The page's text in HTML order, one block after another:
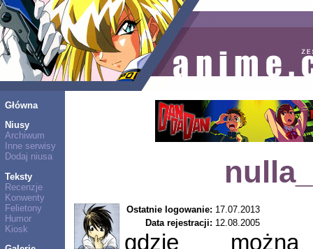
Główna
Niusy
Archiwum
Inne serwisy
Dodaj niusa
Teksty
Recenzje
Konwenty
Felietony
Humor
Kiosk
Ostatnie logowanie: 17.07.2013
Data rejestracji: 12.08.2005
gdzie